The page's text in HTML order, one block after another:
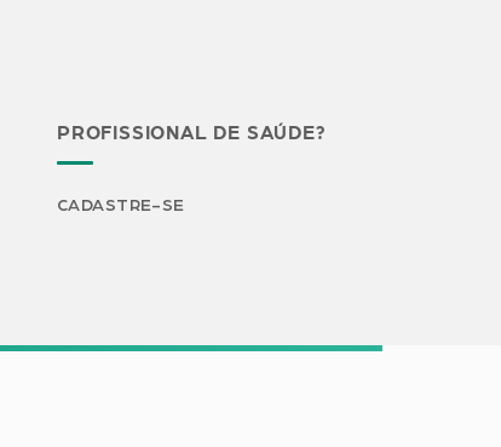
PROFISSIONAL DE SAÚDE?
CADASTRE-SE